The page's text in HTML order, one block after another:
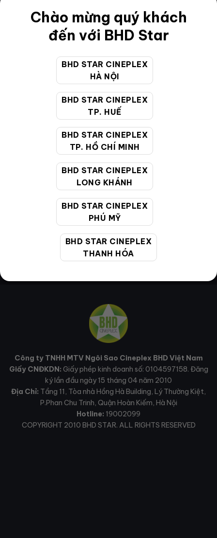
Chào mừng quý khách
đến với BHD Star
BHD STAR CINEPLEX
HÀ NỘI
BHD STAR CINEPLEX
TP. HUẾ
BHD STAR CINEPLEX
TP. HỒ CHÍ MINH
BHD STAR CINEPLEX
LONG KHÁNH
BHD STAR CINEPLEX
PHÚ MỸ
BHD STAR CINEPLEX
THANH HÓA
Điều khoản
Hướng dẫn đặt vé trực tuyến
Quy định và chính sách chung
Chính sách bảo vệ thông tin cá nhân của người tiêu
CHĂM SÓC KHÁCH HÀNG
19002099
Giờ làm việc: 9:00 - 22:00 (Tất cả các ngày bao
cskh@bhdstar.vn
Công ty TNHH MTV Ngôi Sao Cineplex BHD Việt Nam
Giấy CNĐKDN: Giấy phép kinh doanh số: 0104597158. Đăng
ký lần đầu ngày 15 tháng 04 năm 2010
Địa Chỉ: Tầng 11, Tòa nhà Hồng Hà Building, Lý Thường Kiệt,
P.Phan Chu Trinh, Quận Hoàn Kiếm, Hà Nội
Hotline: 19002099
COPYRIGHT 2010 BHD STAR. ALL RIGHTS RESERVED